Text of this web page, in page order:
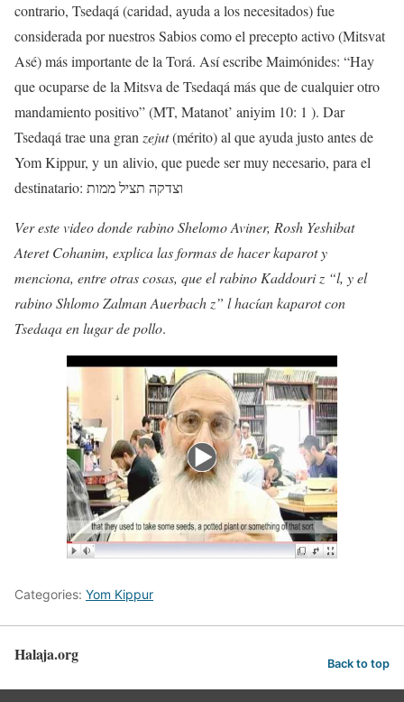
contrario, Tsedaqá (caridad, ayuda a los necesitados) fue
considerada por nuestros Sabios como el precepto activo (Mitsvat
Asé) más importante de la Torá. Así escribe Maimónides: “Hay
que ocuparse de la Mitsva de Tsedaqá más que de cualquier otro
mandamiento positivo” (MT, Matanot’ aniyim 10: 1 ). Dar
Tsedaqá trae una granzejut(mérito) al que ayuda justo antes de
Yom Kippur, y un alivio, que puede ser muy necesario, para el
destinatario: וצדקה תציל ממות
Ver este video donde rabino Shelomo Aviner, Rosh Yeshibat
Ateret Cohanim, explica las formas de hacer kaparot y
menciona, entre otras cosas, que el rabino Kaddouri z “l, y el
rabino Shlomo Zalman Auerbach z” l hacían kaparot con
Tsedaqa en lugar de pollo.
Categories: Yom Kippur
Halaja.org Back to top